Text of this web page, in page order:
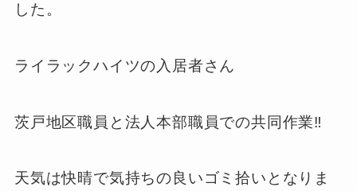
した。
ライラックハイツの入居者さん
茨戸地区職員と法人本部職員での共同作業‼︎
天気は快晴で気持ちの良いゴミ拾いとなりま